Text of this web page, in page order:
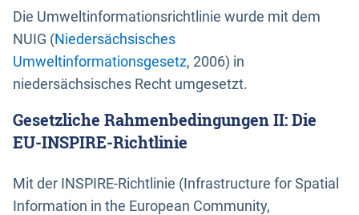
Die Umweltinformationsrichtlinie wurde mit dem
NUIG (Niedersächsisches
Umweltinformationsgesetz, 2006) in
niedersächsisches Recht umgesetzt.
Gesetzliche Rahmenbedingungen II: Die
EU-INSPIRE-Richtlinie
Mit der INSPIRE-Richtlinie (Infrastructure for Spatial
Information in the European Community,